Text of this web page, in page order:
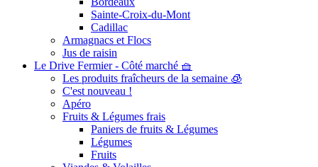
Sainte-Croix-du-Mont
Cadillac
Armagnacs et Flocs
Jus de raisin
Le Drive Fermier - Côté marché 🧺
Les produits fraîcheurs de la semaine 🧊
C'est nouveau !
Apéro
Fruits & Légumes frais
Paniers de fruits & Légumes
Légumes
Fruits